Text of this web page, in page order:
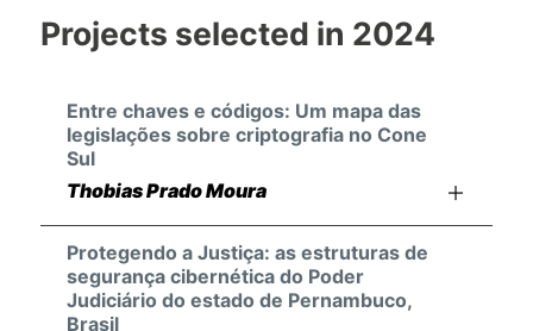
Projects selected in 2024
Entre chaves e códigos: Um mapa das
legislações sobre criptografia no Cone
Sul
Thobias Prado Moura
Protegendo a Justiça: as estruturas de
segurança cibernética do Poder
Judiciário do estado de Pernambuco,
Brasil